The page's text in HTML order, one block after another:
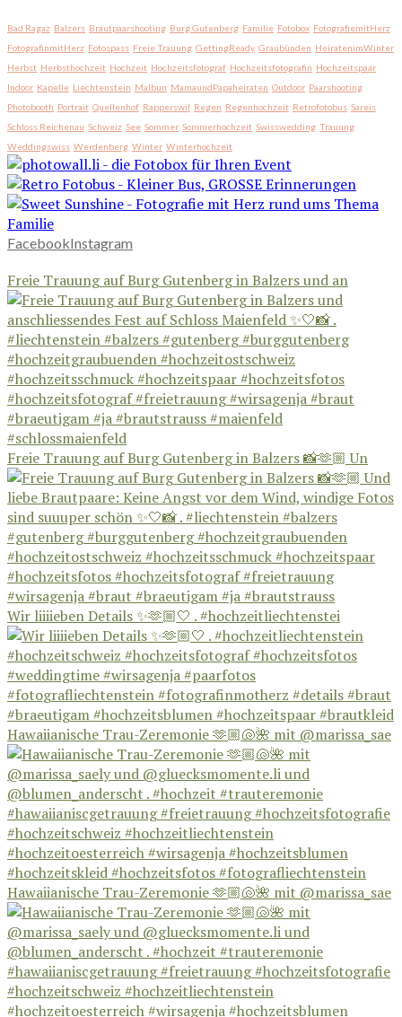
Bad Ragaz Balzers Brautpaarshooting Burg Gutenberg Familie Fotobox FotografiemitHerz
FotografinmitHerz Fotospass Freie Trauung GettingReady Graubünden HeiratenimWinter
Herbst Herbsthochzeit Hochzeit Hochzeitsfotograf Hochzeitsfotografin Hochzeitspaar
Indoor Kapelle Liechtenstein Malbun MamaundPapaheiraten Outdoor Paarshooting
Photobooth Portrait Quellenhof Rapperswil Regen Regenhochzeit Retrofotobus Sareis
Schloss Reichenau Schweiz See Sommer Sommerhochzeit Swisswedding Trauung
Weddingswiss Werdenberg Winter Winterhochzeit
FacebookInstagram
Freie Trauung auf Burg Gutenberg in Balzers und an
Freie Trauung auf Burg Gutenberg in Balzers 📸🫶🏼 Un
Wir liiiieben Details ✨🫶🏼🤍 . #hochzeitliechtenstei
Hawaiianische Trau-Zeremonie 🫶🏼🐚🌺 mit @marissa_sae
Hawaiianische Trau-Zeremonie 🫶🏼🐚🌺 mit @marissa_sae